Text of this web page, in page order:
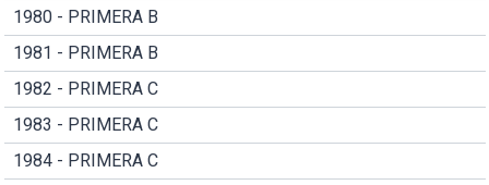
1980 - PRIMERA B
1981 - PRIMERA B
1982 - PRIMERA C
1983 - PRIMERA C
1984 - PRIMERA C